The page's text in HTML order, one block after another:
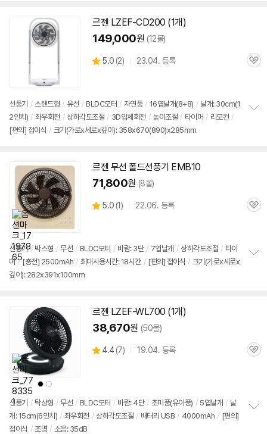
르젠 LZEF-CD200 (1개)
149,000원 (12몰)
별
5.0 (상
뷰
2) 23.04. 등록
관
선풍기 / 스탠드형 / 유선 / BLDC모터 / 자연풍 / 16엽날개(8+8) / 날개: 30cm(1
2인치) / 좌우회전 / 상하각도조절 / 3D입체회전 / 높이조절 / 타이머 / 리모컨 /
[편의] 접이식 / 크기(가로x세로x깊이): 358x670(890)x285mm
르젠 무선 폴드선풍기 EMB10
71,800원 (8몰)
별
5.0 (상
뷰
1) 22.06. 등록
관
선풍기 / 박스형 / 무선 / BLDC모터 / 바람: 3단 / 7엽날개 / 상하각도조절 / 타이
머 / [충전] 2500mAh / 최대사용시간: 18시간 / [편의] 접이식 / 크기(가로x세로x
깊이): 282x391x100mm
상
품
색
상
상
품
색
상
르젠 LZEF-WL700 (1개)
38,670원 (50몰)
별
4.4 (상
7) 19.04. 등록
관
선풍기 / 탁상형 / 무선 / BLDC모터 / 바람: 4단 / 초미풍(유아풍) / 5엽날개 / 날
개: 15cm(6인치) / 좌우회전 / 상하각도조절 / 배터리 USB / 4000mAh / [편의]
접이식 / 조명 / 소음: 35dB